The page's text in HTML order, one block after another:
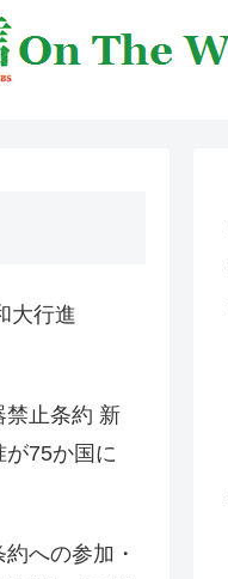
大行進
禁止条約 新
が75か国に
への参加・